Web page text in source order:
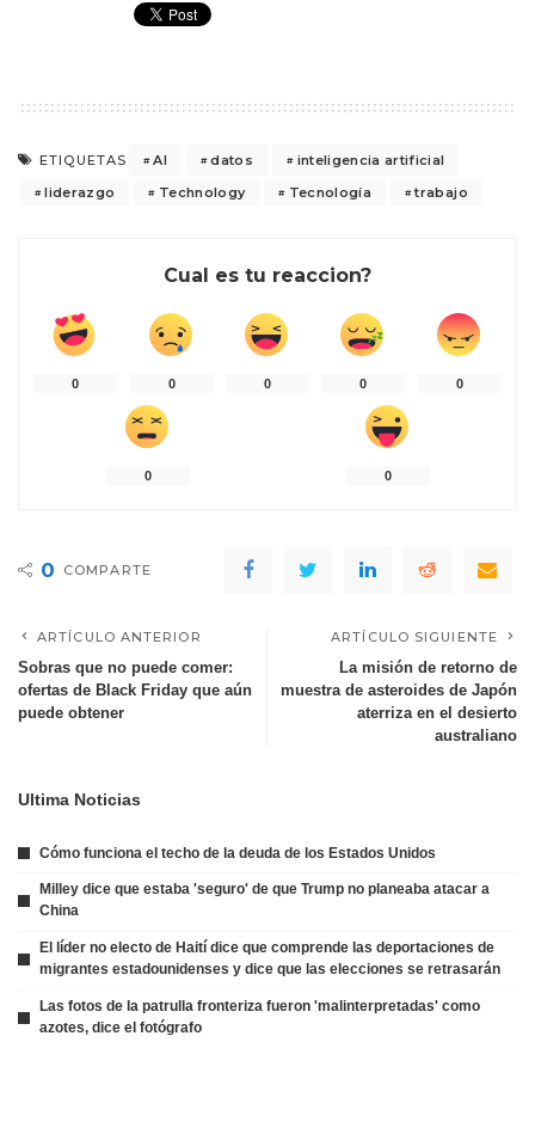
ETIQUETAS AI datos
inteligencia artificial
liderazgo
Technology Tecnología trabajo
Cual es tu reaccion?
0 0 0 0 0
0 0
0 COMPARTE
ARTÍCULO ANTERIOR
Sobras que no puede comer:
ofertas de Black Friday que aún
puede obtener
ARTÍCULO SIGUIENTE
La misión de retorno de
muestra de asteroides de Japón
aterriza en el desierto
australiano
Ultima Noticias
Cómo funciona el techo de la deuda de los Estados Unidos
Milley dice que estaba 'seguro' de que Trump no planeaba atacar a
China
El líder no electo de Haití dice que comprende las deportaciones de
migrantes estadounidenses y dice que las elecciones se retrasarán
Las fotos de la patrulla fronteriza fueron 'malinterpretadas' como
azotes, dice el fotógrafo